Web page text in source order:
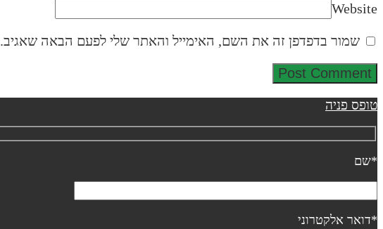
Website
שמור בדפדפן זה את השם, האימייל והאתר שלי לפעם הבאה שאגיב.
טופס פניה
*שם
*דואר אלקטרוני